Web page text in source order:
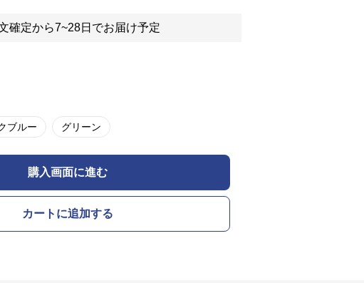
確定から7~28日でお届け予定
ブルー グリーン
購入画面に進む
カートに追加する